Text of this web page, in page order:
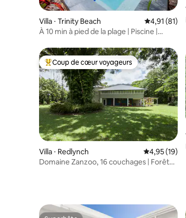
Villa ⋅ Trinity Beach Évaluation
4,91 (81)
À 10 min à pied de la plage | Piscine |
Coups de cœur voyageurs les plus appréciés
Coup de cœur voyageurs
Villa ⋅ Redlynch Évaluation
4,95 (19)
Domaine Zanzoo, 16 couchages | Forêt